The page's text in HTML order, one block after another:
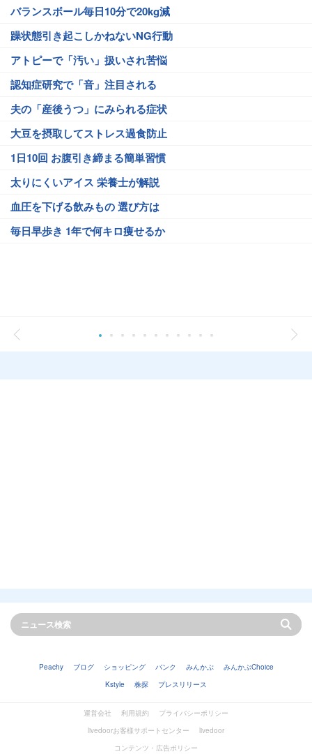
バランスボール毎日10分で20kg減
躁状態引き起こしかねないNG行動
アトピーで「汚い」扱いされ苦悩
認知症研究で「音」注目される
夫の「産後うつ」にみられる症状
大豆を摂取してストレス過食防止
1日10回 お腹引き締まる簡単習慣
太りにくいアイス 栄養士が解説
血圧を下げる飲みもの 選び方は
毎日早歩き 1年で何キロ痩せるか
Peachy ブログ ショッピング バンク みんかぶ
みんかぶChoice
Kstyle
株探 プレスリリース
運営会社 利用規約
プライバシーポリシー
livedoorお客様サポートセンター
livedoor
コンテンツ・広告ポリシー